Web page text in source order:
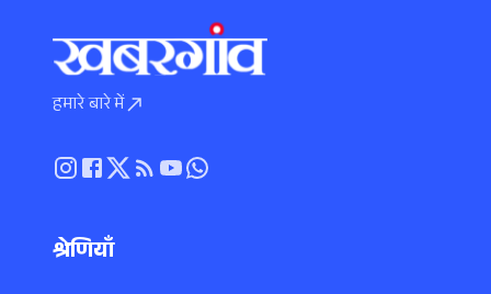
हमारे बारे में
श्रेणियाँ